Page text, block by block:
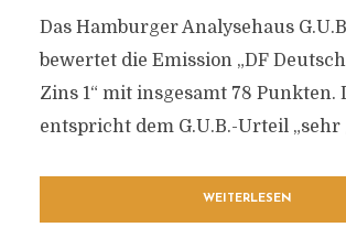
Das Hamburger Analysehaus
bewertet die Emission „DF
Zins 1“ mit insgesamt 78 Punkten.
entspricht dem G.U.B.-Urteil „sehr
WEITERLESEN